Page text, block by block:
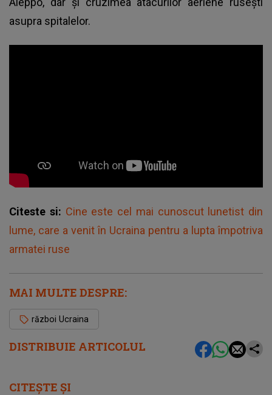
DISTRIBUIE ARTICOLUL
asupra spitalelor.
Citeste si: Cine este cel mai cunoscut lunetist din
lume, care a venit în Ucraina pentru a lupta împotriva
armatei ruse
MAI MULTE DESPRE:
război Ucraina
CITEȘTE ȘI